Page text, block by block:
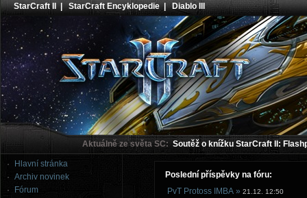
StarCraft II |StarCraft Encyklopedie|Diablo III
Aktuálně ze světa SC: Soutěž o knížku StarCraft II:
Hlavní stránka
Archiv novinek
Fórum
Poslední příspěvky na fóru:
PvT Protoss IMBA » 21.12. 12:50